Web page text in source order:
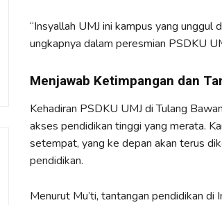
“Insyallah UMJ ini kampus yang unggul
ungkapnya dalam peresmian PSDKU
Menjawab Ketimpangan dan
Kehadiran PSDKU UMJ di Tulang
akses pendidikan tinggi yang merata.
setempat, yang ke depan akan terus
pendidikan.
Menurut Mu’ti, tantangan pendidikan